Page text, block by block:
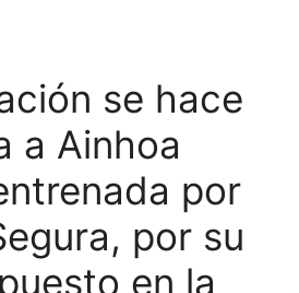
se hace
a Ainhoa
por
por su
en la